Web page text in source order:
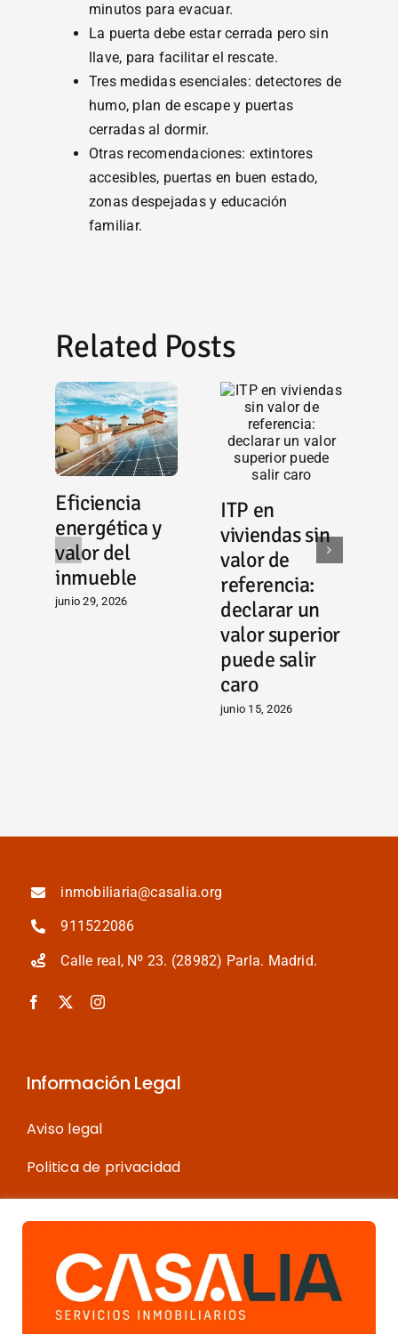
minutos para evacuar.
La puerta debe estar cerrada pero sin
llave, para facilitar el rescate.
Tres medidas esenciales: detectores de
humo, plan de escape y puertas
cerradas al dormir.
Otras recomendaciones: extintores
accesibles, puertas en buen estado,
zonas despejadas y educación
familiar.
Related Posts
Eficiencia
energética y
valor del
inmueble
junio 29, 2026
ITP en
viviendas sin
valor de
referencia:
declarar un
valor superior
puede salir
caro
junio 15, 2026
inmobiliaria@casalia.org
911522086
Calle real, Nº 23. (28982) Parla. Madrid.
Información Legal
Aviso legal
Politica de privacidad
Política de cookies